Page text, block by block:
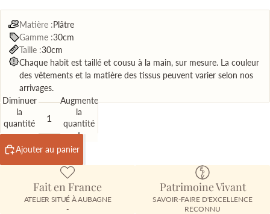
Matière :Plâtre
Gamme :30cm
Taille :30cm
Chaque habit est taillé et cousu à la main, sur mesure. La couleur
des vêtements et la matière des tissus peuvent varier selon nos
arrivages.
Diminuer
la
quantité
Augmenter
la
quantité
Ajouter au panier
Fait en France
ATELIER SITUÉ À AUBAGNE
-
Patrimoine Vivant
SAVOIR-FAIRE D'EXCELLENCE
RECONNU